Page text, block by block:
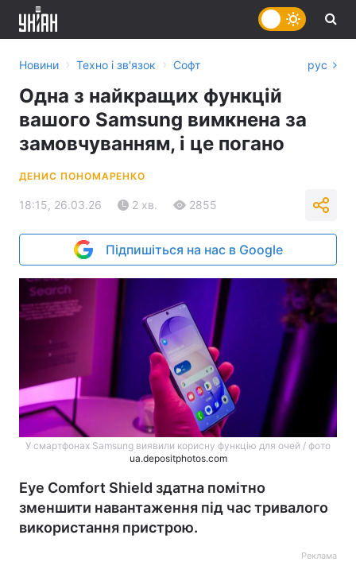
Новини › Техно і зв'язок › Софт рус
Одна з найкращих функцій
вашого Samsung вимкнена за
замовчуванням, і це погано
ДЕНИС ПОНОМАРЕНКО
18:15, 26.03.26 2 хв. 2855
Підпишіться на нас в Google
У смартфонах Samsung виявили корисну функцію для очей / фото
ua.depositphotos.com
Eye Comfort Shield здатна помітно
зменшити навантаження під час тривалого
використання пристрою.
Реклама